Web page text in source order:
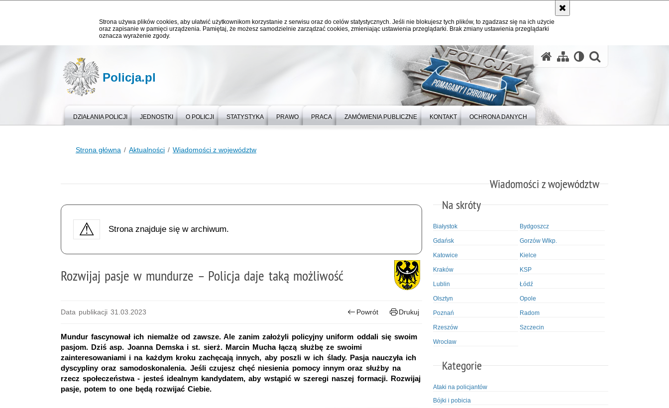
Strona używa plików cookies, aby ułatwić użytkownikom korzystanie z serwisu oraz do celów statystycznych. Jeśli nie blokujesz tych plików, to zgadzasz się na ich użycie
oraz zapisanie w pamięci urządzenia. Pamiętaj, że możesz samodzielnie zarządzać cookies, zmieniając ustawienia przeglądarki. Brak zmiany ustawienia przeglądarki
oznacza wyrażenie zgody.
Policja.pl
DZIAŁANIA POLICJI JEDNOSTKI O POLICJI STATYSTYKA PRAWO PRACA ZAMÓWIENIA PUBLICZNE KONTAKT OCHRONA DANYCH
Strona główna Aktualności Wiadomości z województw
Wiadomości z województw
Strona znajduje się w archiwum.
Rozwijaj pasje w mundurze – Policja daje taką możliwość
Data publikacji 31.03.2023 Powrót Drukuj
Mundur fascynował ich niemalże od zawsze. Ale zanim założyli policyjny uniform oddali się swoim
pasjom. Dziś asp. Joanna Demska i st. sierż. Marcin Mucha łączą służbę ze swoimi
zainteresowaniami i na każdym kroku zachęcają innych, aby poszli w ich ślady. Pasja nauczyła ich
dyscypliny oraz samodoskonalenia. Jeśli czujesz chęć niesienia pomocy innym oraz służby na
rzecz społeczeństwa - jesteś idealnym kandydatem, aby wstąpić w szeregi naszej formacji. Rozwijaj
pasje, potem to one będą rozwijać Ciebie.
Na skróty
Białystok Bydgoszcz
Gdańsk Gorzów Wlkp.
Katowice Kielce
Kraków KSP
Lublin Łódź
Olsztyn Opole
Poznań Radom
Rzeszów Szczecin
Wrocław
Kategorie
Ataki na policjantów
Bójki i pobicia